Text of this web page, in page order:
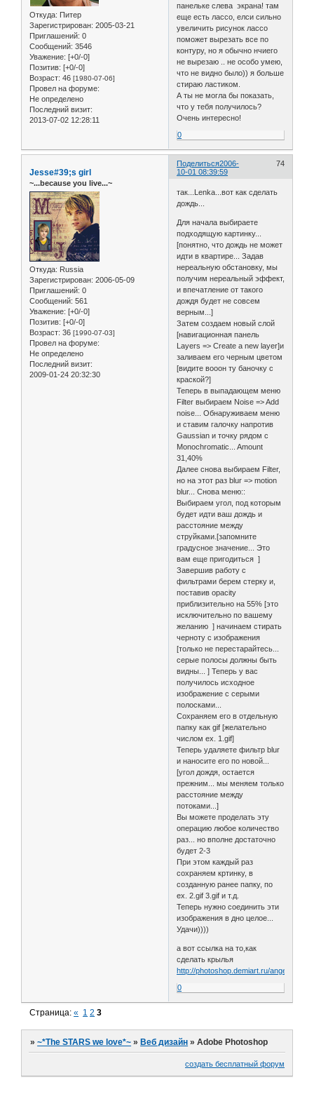
Откуда: Питер
Зарегистрирован: 2005-03-21
Приглашений: 0
Сообщений: 3546
Уважение: [+0/-0]
Позитив: [+0/-0]
Возраст: 46 [1980-07-06]
Провел на форуме:
Не определено
Последний визит:
2013-07-02 12:28:11
панельке слева экрана! там
еще есть лассо, елси сильно
увеличить рисунок лассо
поможет вырезать все по
контуру, но я обычно нчиего
не вырезаю .. не особо умею,
что не видно было)) я больше
стираю ластиком.
А ты не могла бы показать,
что у тебя получилось?
Очень интересно!
0
Поделиться 74
2006-
10-01 08:39:59
Jesse#39;s girl
~...because you live...~
Откуда: Russia
Зарегистрирован: 2006-05-09
Приглашений: 0
Сообщений: 561
Уважение: [+0/-0]
Позитив: [+0/-0]
Возраст: 36 [1990-07-03]
Провел на форуме:
Не определено
Последний визит:
2009-01-24 20:32:30
так...Lenka...вот как сделать
дождь...
Для начала выбираете
подходящую картинку...
[понятно, что дождь не может
идти в квартире... Задав
нереальную обстановку, мы
получим нереальный эффект,
и впечатление от такого
дождя будет не совсем
верным...]
Затем создаем новый слой
[навигационная панель
Layers => Create a new layer]и
заливаем его черным цветом
[видите вооон ту баночку с
краской?]
Теперь в выпадающем меню
Filter выбираем Noise => Add
noise... Обнаруживаем меню
и ставим галочку напротив
Gaussian и точку рядом c
Monochromatic... Amount
31,40%
Далее снова выбираем Filter,
но на этот раз blur => motion
blur... Снова меню::
Выбираем угол, под которым
будет идти ваш дождь и
расстояние между
струйками.[запомните
градусное значение... Это
вам еще пригодиться ]
Завершив работу с
фильтрами берем стерку и,
поставив opacity
приблизительно на 55% [это
исключительно по вашему
желанию ] начинаем стирать
черноту с изображения
[только не перестарайтесь...
серые полосы должны быть
видны... ] Теперь у вас
получилось исходное
изображение с серыми
полосками...
Сохраняем его в отдельную
папку как gif [желательно
числом ex. 1.gif]
Теперь удаляете фильтр blur
и наносите его по новой...
[угол дождя, остается
прежним... мы меняем только
расстояние между
потоками...]
Вы можете проделать эту
операцию любое количество
раз... но вполне достаточно
будет 2-3
При этом каждый раз
сохраняем кртинку, в
созданную ранее папку, по
ex. 2.gif 3.gif и т.д.
Теперь нужно соединить эти
изображения в дно целое...
Удачи))))
а вот ссылка на то,как
сделать крылья
http://photoshop.demiart.ru/
0
Страница:« 1 2 3
»~*The STARS we love*~ »Веб дизайн »Adobe Photoshop
создать бесплатный форум